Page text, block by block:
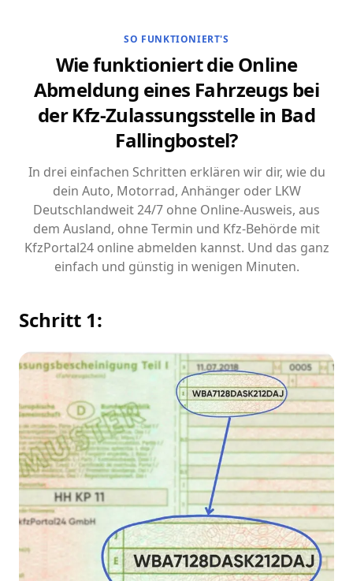
SO FUNKTIONIERT'S
Wie funktioniert die Online
Abmeldung eines Fahrzeugs bei
der Kfz-Zulassungsstelle in Bad
Fallingbostel?
In drei einfachen Schritten erklären wir dir, wie du
dein Auto, Motorrad, Anhänger oder LKW
Deutschlandweit 24/7 ohne Online-Ausweis, aus
dem Ausland, ohne Termin und Kfz-Behörde mit
KfzPortal24 online abmelden kannst. Und das ganz
einfach und günstig in wenigen Minuten.
Schritt 1: